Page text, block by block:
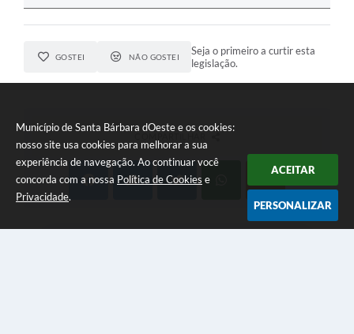
Município de Santa Bárbara dOeste e os cookies:
nosso site usa cookies para melhorar a sua
experiência de navegação. Ao continuar você
concorda com a nossa Política de Cookies e
Privacidade.
ACEITAR
PERSONALIZAR
GOSTEI NÃO GOSTEI
Seja o primeiro a curtir esta
legislação.